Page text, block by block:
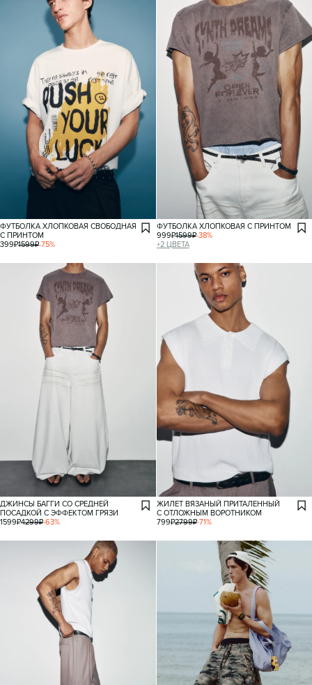
ФУТБОЛКА ХЛОПКОВАЯ СВОБОДНАЯ
С ПРИНТОМ
399₽1599₽-75%
ФУТБОЛКА ХЛОПКОВАЯ С ПРИНТОМ
999₽1599₽-38%
+2 ЦВЕТА
ДЖИНСЫ БАГГИ СО СРЕДНЕЙ
ПОСАДКОЙ С ЭФФЕКТОМ ГРЯЗИ
1599₽4299₽-63%
ЖИЛЕТ ВЯЗАНЫЙ ПРИТАЛЕННЫЙ
С ОТЛОЖНЫМ ВОРОТНИКОМ
799₽2799₽-71%